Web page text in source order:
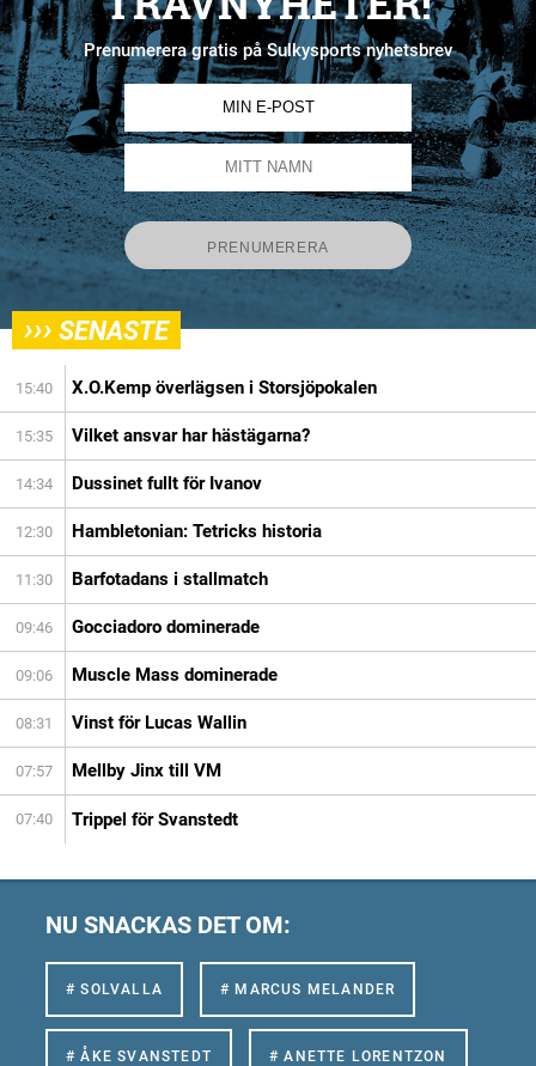
Prenumerera gratis på Sulkysports nyhetsbrev
››› SENASTE
15:40 X.O.Kemp överlägsen i Storsjöpokalen
15:35 Vilket ansvar har hästägarna?
14:34 Dussinet fullt för Ivanov
12:30 Hambletonian: Tetricks historia
11:30 Barfotadans i stallmatch
09:46 Gocciadoro dominerade
09:06 Muscle Mass dominerade
08:31 Vinst för Lucas Wallin
07:57 Mellby Jinx till VM
07:40 Trippel för Svanstedt
NU SNACKAS DET OM:
# SOLVALLA # MARCUS MELANDER
# ÅKE SVANSTEDT # ANETTE LORENTZON